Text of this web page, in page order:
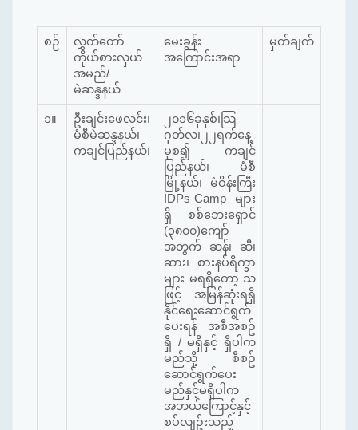
စဉ်
လွှတ်တော်
ကိုယ်စားလှယ်
အမည်/
မဲဆန္ဒနယ်
မေးခွန်း
အကြောင်းအရာ
မှတ်ချက်
၁။
ဦးချင်းဖေလင်း၊
မံစီမဲဆန္ဒနယ်၊
ကချင်ပြည်နယ်၊
၂၀၁၆ခုနှစ်၊သြ
ဂုတ်လ၊၂၂ရက်နေ့
မှစ၍ ကချင်
ပြည်နယ်၊ မံစီ
မြို့နယ်၊ မံဝိန်းကြီး
IDPs Camp များ
ရှိ စစ်ဘေးရှောင်
(၃၈၀၀)ကျော်
အတွက် ဆန်၊ ဆီ၊
ဆား၊ စားနပ်ရိက္ခာ
များ မရရှိတော့ သ
ဖြင့် အမြန်ဆုံးရရှိ
နိုင်ရေးဆောင်ရွက်
ပေးရန် အစီအစဥ်
ရှိ / မရှိနှင့် ရှိပါက
မည်သို့ စီစဥ်
ဆောင်ရွက်ပေး
မည်နှင့်မရှိပါက
အဘယ်ကြောင့်နှင့်
စပ်လျဥ်းသည့်